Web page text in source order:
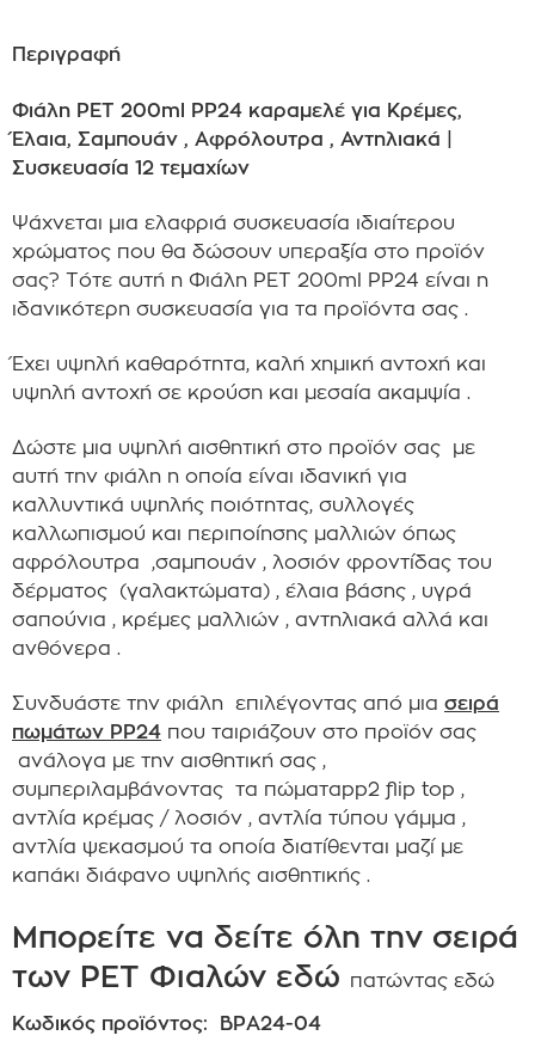
Περιγραφή
Φιάλη PET 200ml PP24 καραμελέ για Κρέμες,
Έλαια, Σαμπουάν , Αφρόλουτρα , Αντηλιακά |
Συσκευασία 12 τεμαχίων
Ψάχνεται μια ελαφριά συσκευασία ιδιαίτερου
χρώματος που θα δώσουν υπεραξία στο προϊόν
σας? Τότε αυτή η Φιάλη PET 200ml PP24 είναι η
ιδανικότερη συσκευασία για τα προϊόντα σας .
Έχει υψηλή καθαρότητα, καλή χημική αντοχή και
υψηλή αντοχή σε κρούση και μεσαία ακαμψία .
Δώστε μια υψηλή αισθητική στο προϊόν σας με
αυτή την φιάλη η οποία είναι ιδανική για
καλλυντικά υψηλής ποιότητας, συλλογές
καλλωπισμού και περιποίησης μαλλιών όπως
αφρόλουτρα ,σαμπουάν , λοσιόν φροντίδας του
δέρματος (γαλακτώματα) , έλαια βάσης , υγρά
σαπούνια , κρέμες μαλλιών , αντηλιακά αλλά και
ανθόνερα .
Συνδυάστε την φιάλη επιλέγοντας από μια σειρά
πωμάτων PP24 που ταιριάζουν στο προϊόν σας
ανάλογα με την αισθητική σας ,
συμπεριλαμβάνοντας τα πώματαpp2 flip top ,
αντλία κρέμας / λοσιόν , αντλία τύπου γάμμα ,
αντλία ψεκασμού τα οποία διατίθενται μαζί με
καπάκι διάφανο υψηλής αισθητικής .
Μπορείτε να δείτε όλη την σειρά
των PET Φιαλών εδώ πατώντας εδώ
Κωδικός προϊόντος: BPΑ24-04